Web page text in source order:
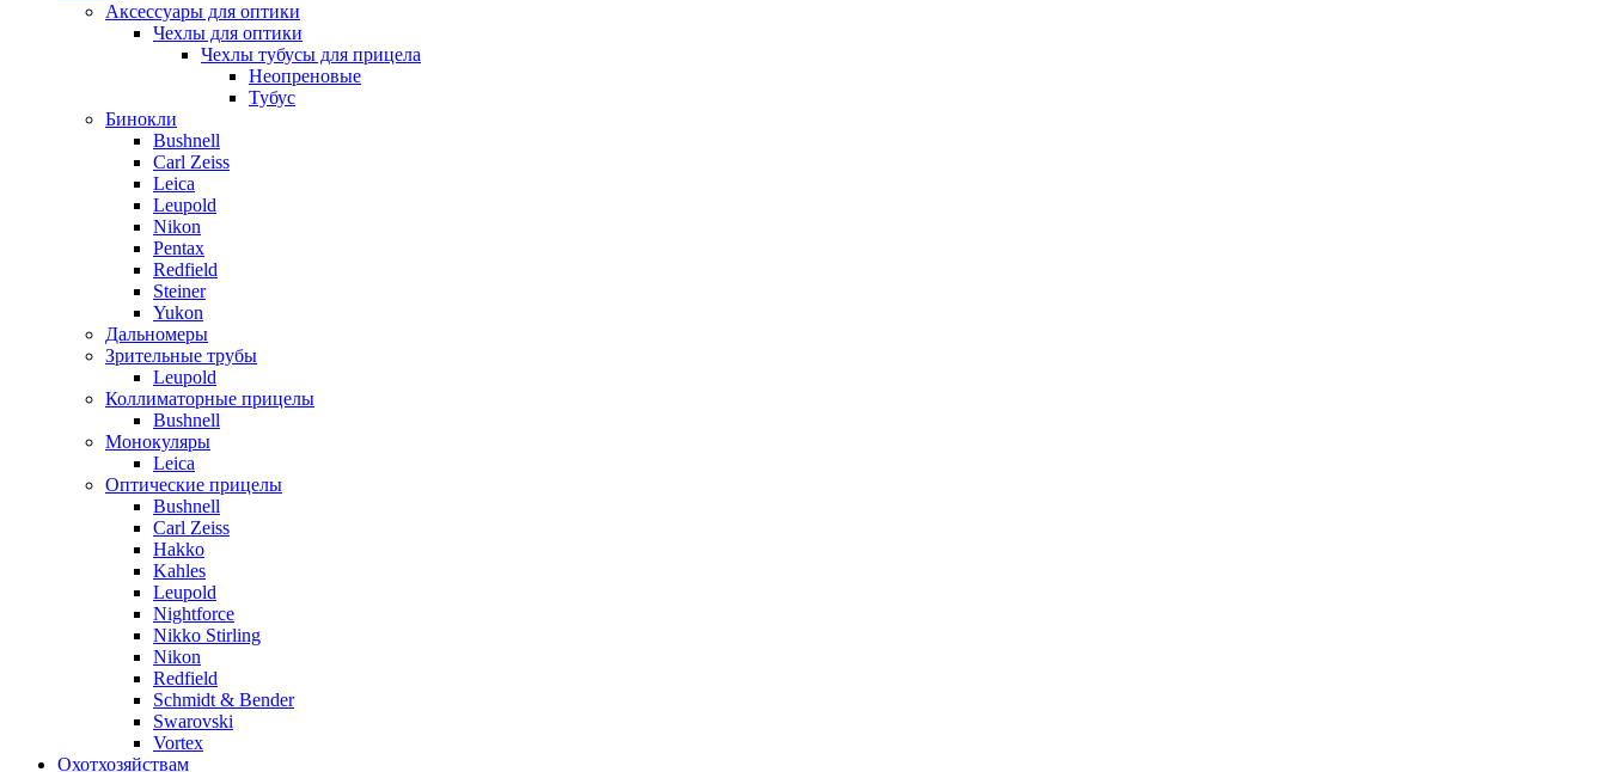
Аксессуары для оптики
Чехлы для оптики
Чехлы тубусы для прицела
Неопреновые
Тубус
Бинокли
Bushnell
Carl Zeiss
Leica
Leupold
Nikon
Pentax
Redfield
Steiner
Yukon
Дальномеры
Зрительные трубы
Leupold
Коллиматорные прицелы
Bushnell
Монокуляры
Leica
Оптические прицелы
Bushnell
Carl Zeiss
Hakko
Kahles
Leupold
Nightforce
Nikko Stirling
Nikon
Redfield
Schmidt & Bender
Swarovski
Vortex
Охотхозяйствам